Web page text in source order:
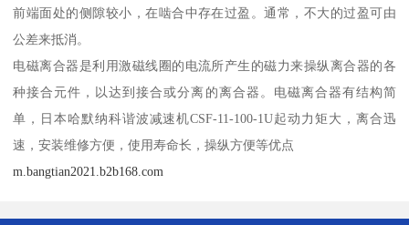
前端面处的侧隙较小，在啮合中存在过盈。通常，不大的过盈可由
公差来抵消。
电磁离合器是利用激磁线圈的电流所产生的磁力来操纵离合器的各
种接合元件，以达到接合或分离的离合器。电磁离合器有结构简
单，日本哈默纳科谐波减速机CSF-11-100-1U起动力矩大，离合迅
速，安装维修方便，使用寿命长，操纵方便等优点
m.bangtian2021.b2b168.com